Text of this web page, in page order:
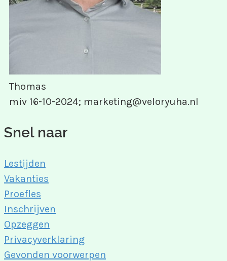
Thomas
miv 16-10-2024; marketing@veloryuha.nl
Snel naar
Lestijden
Vakanties
Proefles
Inschrijven
Opzeggen
Privacyverklaring
Gevonden voorwerpen